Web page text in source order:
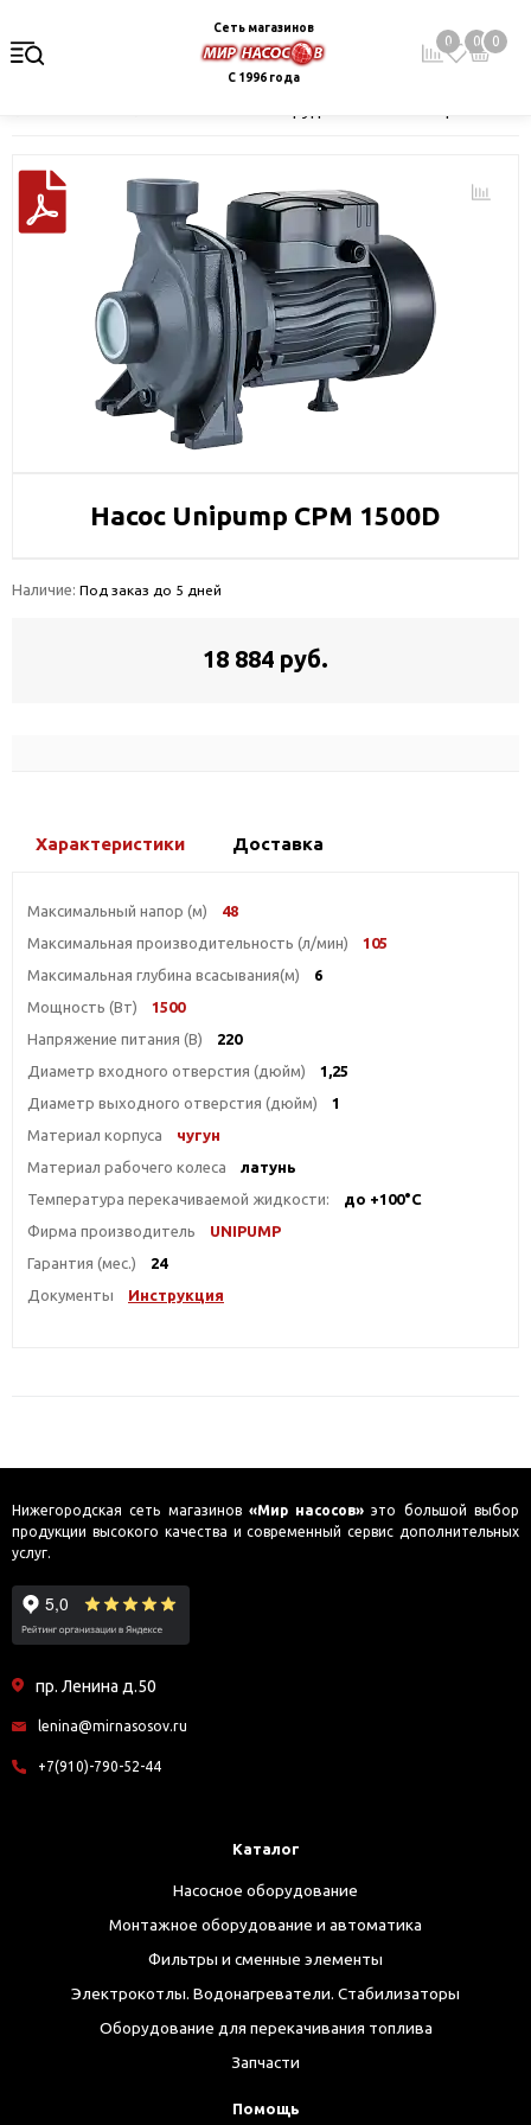
Сеть магазинов
С 1996 года
0 0 0
Насос Unipump CPM 1500D
Наличие: Под заказ до 5 дней
18 884 руб.
Характеристики Доставка
Максимальный напор (м)
48
Максимальная производительность (л/мин)
105
Максимальная глубина всасывания(м)
6
Мощность (Вт)
1500
Напряжение питания (В)
220
Диаметр входного отверстия (дюйм)
1,25
Диаметр выходного отверстия (дюйм)
1
Материал корпуса
чугун
Материал рабочего колеса
латунь
Температура перекачиваемой жидкости:
до +100°С
Фирма производитель
UNIPUMP
Гарантия (мес.)
24
Документы
Инструкция
Нижегородская сеть магазинов «Мир насосов» это большой выбор
продукции высокого качества и современный сервис дополнительных
услуг.
пр. Ленина д.50
lenina@mirnasosov.ru
+7(910)-790-52-44
Каталог
Насосное оборудование
Монтажное оборудование и автоматика
Фильтры и сменные элементы
Электрокотлы. Водонагреватели. Стабилизаторы
Оборудование для перекачивания топлива
Запчасти
Помощь